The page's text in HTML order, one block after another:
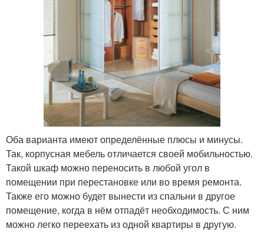
Оба варианта имеют определённые плюсы и минусы.
Так, корпусная мебель отличается своей мобильностью.
Такой шкаф можно переносить в любой угол в
помещении при перестановке или во время ремонта.
Также его можно будет вынести из спальни в другое
помещение, когда в нём отпадёт необходимость. С ним
можно легко переехать из одной квартиры в другую.